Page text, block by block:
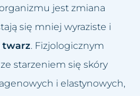
jest zmiana
się mniej wyraziste i
twarz. Fizjologicznym
starzeniem się skóry
i elastynowych,